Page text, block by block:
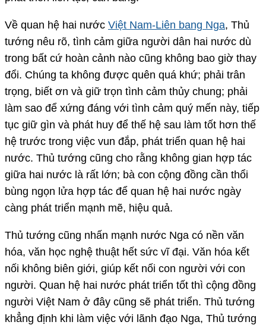
Về quan hệ hai nước Việt Nam-Liên bang Nga, Thủ
tướng nêu rõ, tình cảm giữa người dân hai nước dù
trong bất cứ hoàn cảnh nào cũng không bao giờ thay
đổi. Chúng ta không được quên quá khứ; phải trân
trọng, biết ơn và giữ trọn tình cảm thủy chung; phải
làm sao để xứng đáng với tình cảm quý mến này, tiếp
tục giữ gìn và phát huy để thế hệ sau làm tốt hơn thế
hệ trước trong việc vun đắp, phát triển quan hệ hai
nước. Thủ tướng cũng cho rằng không gian hợp tác
giữa hai nước là rất lớn; bà con cộng đồng cần thổi
bùng ngọn lửa hợp tác để quan hệ hai nước ngày
càng phát triển mạnh mẽ, hiệu quả.
Thủ tướng cũng nhấn mạnh nước Nga có nền văn
hóa, văn học nghệ thuật hết sức vĩ đại. Văn hóa kết
nối không biên giới, giúp kết nối con người với con
người. Quan hệ hai nước phát triển tốt thì cộng đồng
người Việt Nam ở đây cũng sẽ phát triển. Thủ tướng
khẳng định khi làm việc với lãnh đạo Nga, Thủ tướng